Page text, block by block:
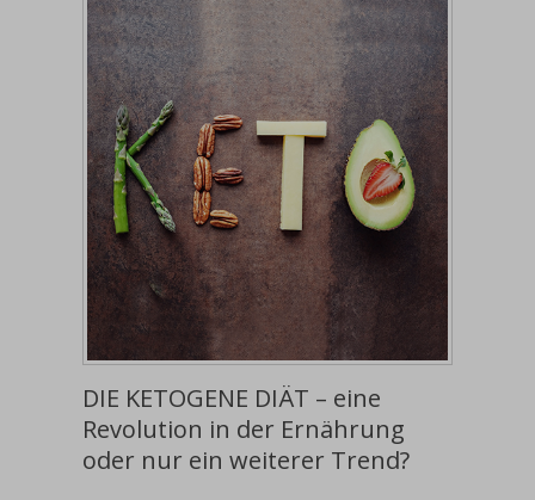
DIE KETOGENE DIÄT – eine
Revolution in der Ernährung
oder nur ein weiterer Trend?